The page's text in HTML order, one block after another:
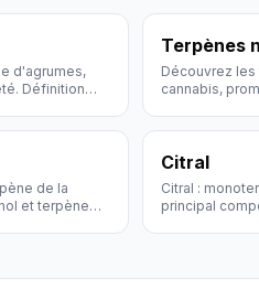
d'agrumes,
Définition
Terpènes
Découvrez
cannabis,
de la
et terpène
Citral
Citral :
principal